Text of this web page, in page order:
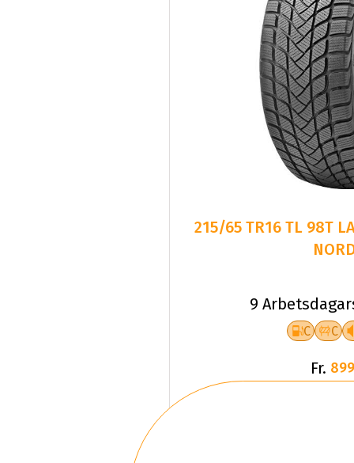
215/65 TR16 TL 98T
9
C C
Fr.